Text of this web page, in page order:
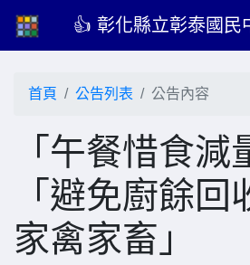
👍 彰化縣立彰泰國民
首頁 公告列表 公告內容
「午餐惜食減
「避免廚餘回
家禽家畜」